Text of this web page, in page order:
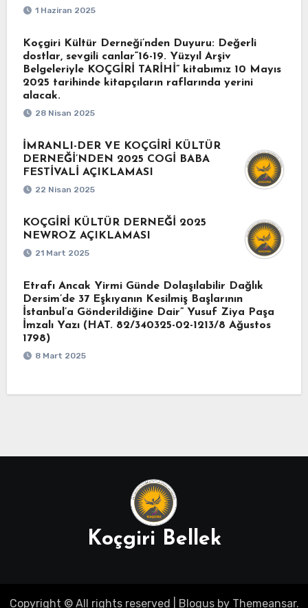
1 Haziran 2025
Koçgiri Kültür Derneği’nden Duyuru: Değerli
dostlar, sevgili canlar“16-19. Yüzyıl Arşiv
Belgeleriyle KOÇGİRİ TARİHİ” kitabımız 10 Mayıs
2025 tarihinde kitapçıların raflarında yerini
alacak.
28 Nisan 2025
İMRANLI-DER VE KOÇGİRİ KÜLTÜR
DERNEĞİ’NDEN 2025 COGİ BABA
FESTİVALİ AÇIKLAMASI
22 Nisan 2025
KOÇGİRİ KÜLTÜR DERNEĞİ 2025
NEWROZ AÇIKLAMASI
21 Mart 2025
Etrafı Ancak Yirmi Günde Dolaşılabilir Dağlık
Dersim’de 37 Eşkıyanın Kesilmiş Başlarının
İstanbul’a Gönderildiğine Dair” Yusuf Ziya Paşa
İmzalı Yazı (HAT. 82/340325-02-1213/8 Ağustos
1798)
8 Mart 2025
Koçgiri Bellek
Copyright © All rights reserved Blogusby Themeansar.